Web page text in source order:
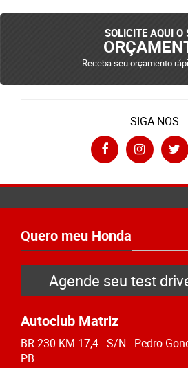
SOLICITE AQUI O
Receba seu orçamento
SIGA-NOS
Quero meu Honda
Agende seu test
Autoclub Matriz
BR 230 KM 17,4 - S/N - Pedro
PB